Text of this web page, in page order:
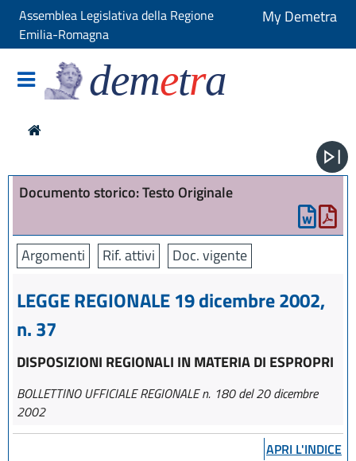
Assemblea Legislativa della Regione
Emilia-Romagna
My Demetra
demetra
Documento storico: Testo Originale
Argomenti Rif. attivi Doc. vigente
LEGGE REGIONALE 19 dicembre 2002,
n. 37
DISPOSIZIONI REGIONALI IN MATERIA DI ESPROPRI
BOLLETTINO UFFICIALE REGIONALE n. 180 del 20 dicembre
2002
APRI L'INDICE